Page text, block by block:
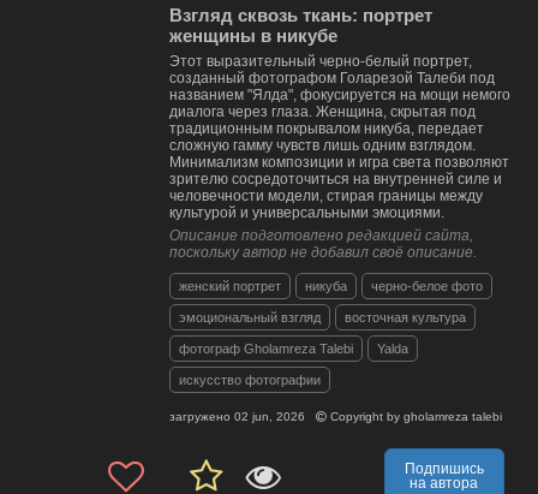
Взгляд сквозь ткань: портрет
женщины в никубе
Этот выразительный черно-белый портрет,
созданный фотографом Голарезой Талеби под
названием "Ялда", фокусируется на мощи немого
диалога через глаза. Женщина, скрытая под
традиционным покрывалом никуба, передает
сложную гамму чувств лишь одним взглядом.
Минимализм композиции и игра света позволяют
зрителю сосредоточиться на внутренней силе и
человечности модели, стирая границы между
культурой и универсальными эмоциями.
Описание подготовлено редакцией сайта,
поскольку автор не добавил своё описание.
женский портрет никуба черно-белое фото
эмоциональный взгляд восточная культура
фотограф Gholamreza Talebi Yalda
искусство фотографии
загружено 02 jun, 2026 Copyright by gholamreza talebi
Подпишись
на автора